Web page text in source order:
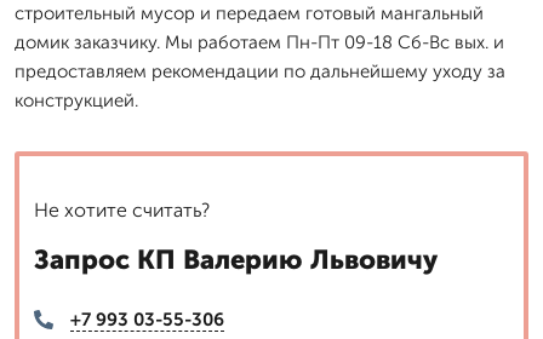
строительный мусор и передаем готовый мангальный
домик заказчику. Мы работаем Пн-Пт 09-18 Сб-Вс вых. и
предоставляем рекомендации по дальнейшему уходу за
конструкцией.
Не хотите считать?
Запрос КП Валерию Львовичу
+7 993 03-55-306